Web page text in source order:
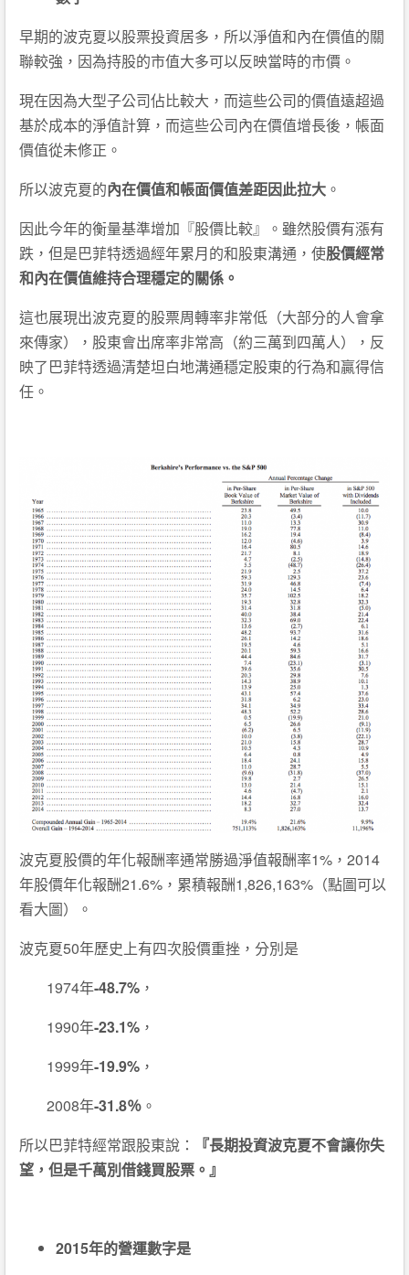
早期的波克夏以股票投資居多，所以淨值和內在價值的關
聯較強，因為持股的市值大多可以反映當時的市價。
現在因為大型子公司佔比較大，而這些公司的價值遠超過
基於成本的淨值計算，而這些公司內在價值增長後，帳面
價值從未修正。
所以波克夏的內在價值和帳面價值差距因此拉大 。
因此今年的衡量基準增加『股價比較』。雖然股價有漲有
跌，但是巴菲特透過經年累月的和股東溝通，使股價經常
和內在價值維持合理穩定的關係。
這也展現出波克夏的股票周轉率非常低（大部分的人會拿
來傳家），股東會出席率非常高（約三萬到四萬人），反
映了巴菲特透過清楚坦白地溝通穩定股東的行為和贏得信
任。
波克夏股價的年化報酬率通常勝過淨值報酬率1%，2014
年股價年化報酬21.6%，累積報酬1,826,163%（點圖可以
看大圖）。
波克夏50年歷史上有四次股價重挫，分別是
1974年-48.7% ，
1990年-23.1% ，
1999年-19.9% ，
2008年-31.8％ 。
所以巴菲特經常跟股東說：
『長期投資波克夏不會讓你失
望，但是千萬別借錢買股票。』
2015年的營運數字是